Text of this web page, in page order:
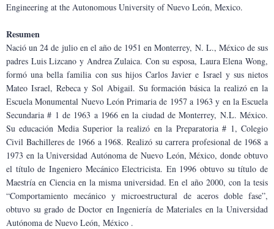
Engineering at the Autonomous University of Nuevo León, Mexico.
Resumen
Nació un 24 de julio en el año de 1951 en Monterrey, N. L., México de sus
padres Luis Lizcano y Andrea Zulaica. Con su esposa, Laura Elena Wong,
formó una bella familia con sus hijos Carlos Javier e Israel y sus nietos
Mateo Israel, Rebeca y Sol Abigail. Su formación básica la realizó en la
Escuela Monumental Nuevo León Primaria de 1957 a 1963 y en la Escuela
Secundaria # 1 de 1963 a 1966 en la ciudad de Monterrey, N.L. México.
Su educación Media Superior la realizó en la Preparatoria # 1, Colegio
Civil Bachilleres de 1966 a 1968. Realizó su carrera profesional de 1968 a
1973 en la Universidad Autónoma de Nuevo León, México, donde obtuvo
el título de Ingeniero Mecánico Electricista. En 1996 obtuvo su título de
Maestría en Ciencia en la misma universidad. En el año 2000, con la tesis
“Comportamiento mecánico y microestructural de aceros doble fase”,
obtuvo su grado de Doctor en Ingeniería de Materiales en la Universidad
Autónoma de Nuevo León, México .